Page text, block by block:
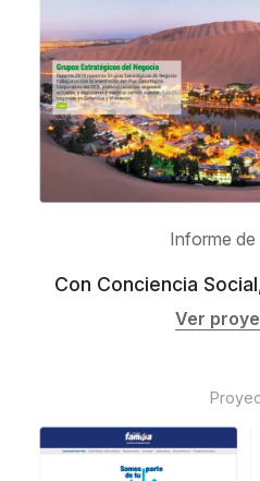
Informe de
Con Conciencia
Ver